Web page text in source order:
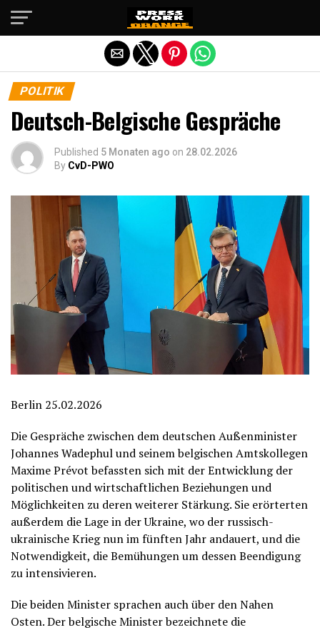
POLITIK
Deutsch-Belgische Gespräche
Published 5 Monaten ago on 28.02.2026
By CvD-PWO
Berlin 25.02.2026
Die Gespräche zwischen dem deutschen Außenminister
Johannes Wadephul und seinem belgischen Amtskollegen
Maxime Prévot befassten sich mit der Entwicklung der
politischen und wirtschaftlichen Beziehungen und
Möglichkeiten zu deren weiterer Stärkung. Sie erörterten
außerdem die Lage in der Ukraine, wo der russisch-
ukrainische Krieg nun im fünften Jahr andauert, und die
Notwendigkeit, die Bemühungen um dessen Beendigung
zu intensivieren.
Die beiden Minister sprachen auch über den Nahen
Osten. Der belgische Minister bezeichnete die
Die mobile Version verlassen